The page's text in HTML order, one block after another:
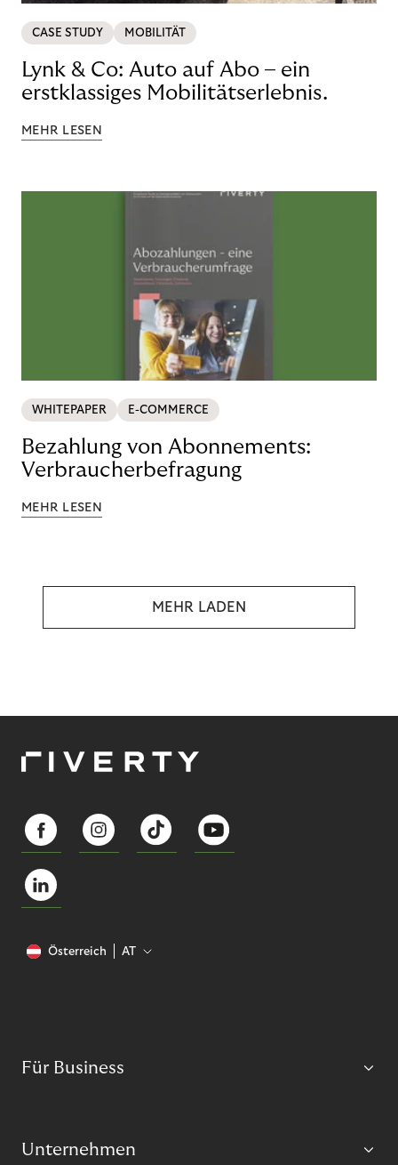
CASE STUDY MOBILITÄT
Lynk & Co: Auto auf Abo – ein
erstklassiges Mobilitätserlebnis.
MEHR LESEN
WHITEPAPER E-COMMERCE
Bezahlung von Abonnements:
Verbraucherbefragung
MEHR LESEN
MEHR LADEN
Österreich AT
Für Business
Unternehmen